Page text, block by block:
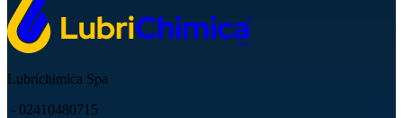
Lubrichimica Spa
- 02410480715